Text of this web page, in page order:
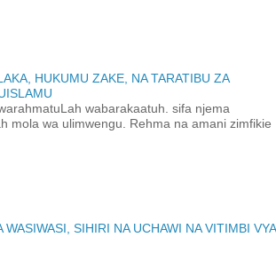
HUKUMU ZAKE, NA TARATIBU ZA
wabarakaatuh. sifa njema
mola wa ulimwengu. Rehma na amani zimfikie
WASIWASI, SIHIRI NA UCHAWI NA VITIMBI VYA